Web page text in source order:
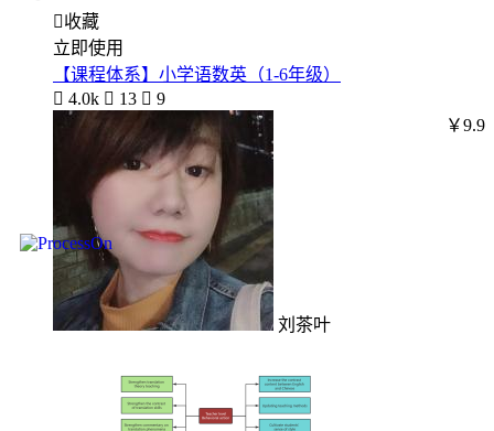
收藏
立即使用
【课程体系】小学语数英（1-6年级）
 4.0k  13  9
刘茶叶
￥9.9